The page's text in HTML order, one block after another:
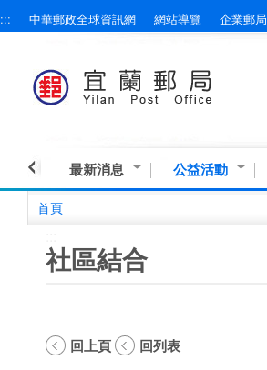
跳到主要內容區塊
::: 中華郵政全球資訊網 網站導覽 企業郵局
最新消息 公益活動
首頁
社區結合
回上頁 回列表